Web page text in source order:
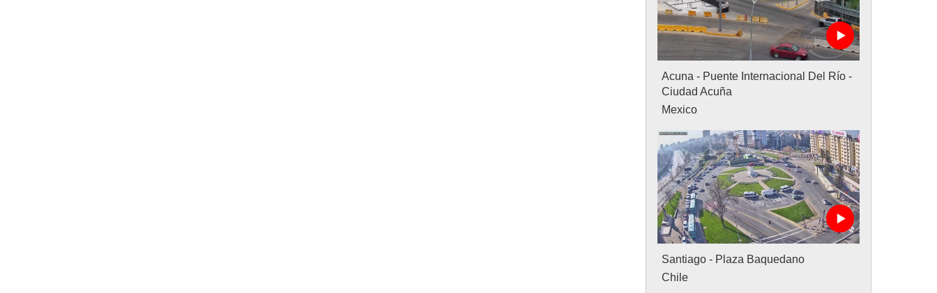
Acuna - Puente Internacional Del Río -
Ciudad Acuña
Mexico
Santiago - Plaza Baquedano
Chile